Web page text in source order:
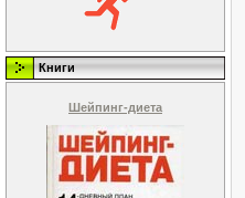
Книги
Шейпинг-диета